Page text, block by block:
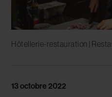
Hôtellerie-restauration |
13 octobre 2022